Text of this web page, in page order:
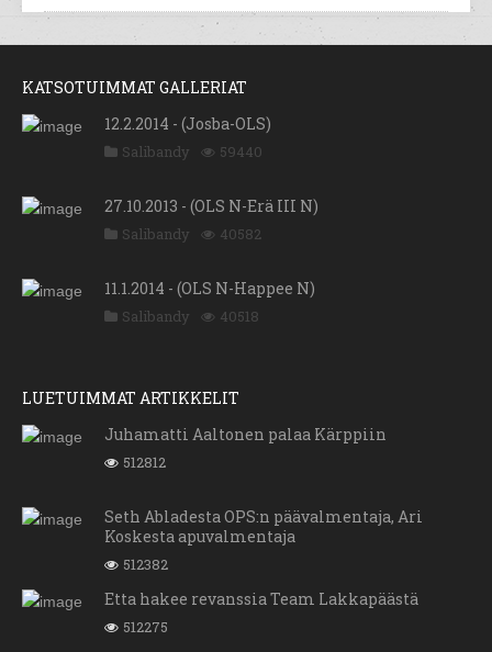
KATSOTUIMMAT GALLERIAT
12.2.2014 - (Josba-OLS)
Salibandy 59440
27.10.2013 - (OLS N-Erä III N)
Salibandy 40582
11.1.2014 - (OLS N-Happee N)
Salibandy 40518
LUETUIMMAT ARTIKKELIT
Juhamatti Aaltonen palaa Kärppiin
512812
Seth Abladesta OPS:n päävalmentaja, Ari
Koskesta apuvalmentaja
512382
Etta hakee revanssia Team Lakkapäästä
512275